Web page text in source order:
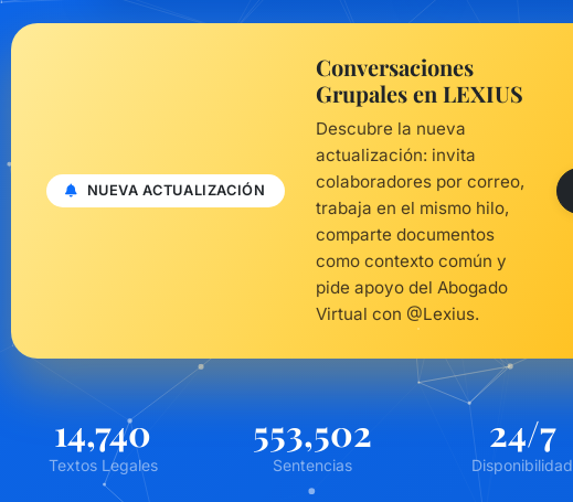
NUEVA ACTUALIZACIÓN
Conversaciones
Grupales en LEXIUS
Descubre la nueva
actualización: invita
colaboradores por correo,
trabaja en el mismo hilo,
comparte documentos
como contexto común y
pide apoyo del Abogado
Virtual con @Lexius.
22,914
Textos Legales
863,260
Sentencias
24/7
Disponibilidad